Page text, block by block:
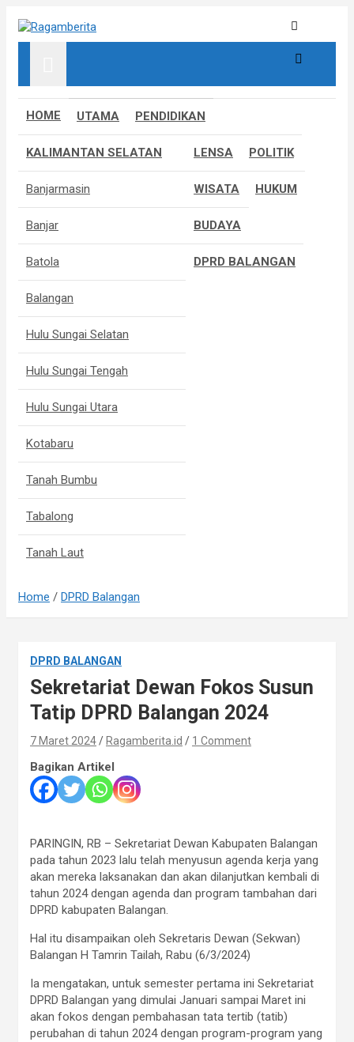
Ragamberita
Informatif, Edukatif & Inpiratif
HOME UTAMA PENDIDIKAN
KALIMANTAN SELATAN
Banjarmasin
Banjar
Batola
Balangan
Hulu Sungai Selatan
Hulu Sungai Tengah
Hulu Sungai Utara
Kotabaru
Tanah Bumbu
Tabalong
Tanah Laut
LENSA POLITIK
WISATA HUKUM
BUDAYA
DPRD BALANGAN
Home DPRD Balangan
DPRD BALANGAN
Sekretariat Dewan Fokos Susun
Tatip DPRD Balangan 2024
7 Maret 2024 Ragamberita.id 1 Comment
Bagikan Artikel
PARINGIN, RB – Sekretariat Dewan Kabupaten Balangan
pada tahun 2023 lalu telah menyusun agenda kerja yang
akan mereka laksanakan dan akan dilanjutkan kembali di
tahun 2024 dengan agenda dan program tambahan dari
DPRD kabupaten Balangan.
Hal itu disampaikan oleh Sekretaris Dewan (Sekwan)
Balangan H Tamrin Tailah, Rabu (6/3/2024)
Ia mengatakan, untuk semester pertama ini Sekretariat
DPRD Balangan yang dimulai Januari sampai Maret ini
akan fokos dengan pembahasan tata tertib (tatib)
perubahan di tahun 2024 dengan program-program yang